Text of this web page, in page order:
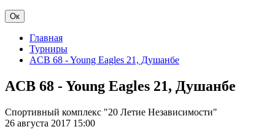
Ок
Главная
Турниры
ACB 68 - Young Eagles 21, Душанбе
ACB 68 - Young Eagles 21, Душанбе
Спортивный комплекс "20 Летие Независимости"
26 августа 2017 15:00